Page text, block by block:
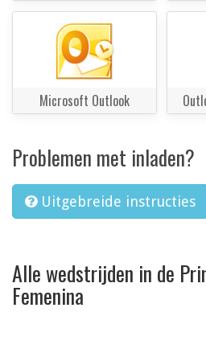
Microsoft Outlook
Problemen met inladen?
Uitgebreide instructies
Alle wedstrijden in de
Femenina